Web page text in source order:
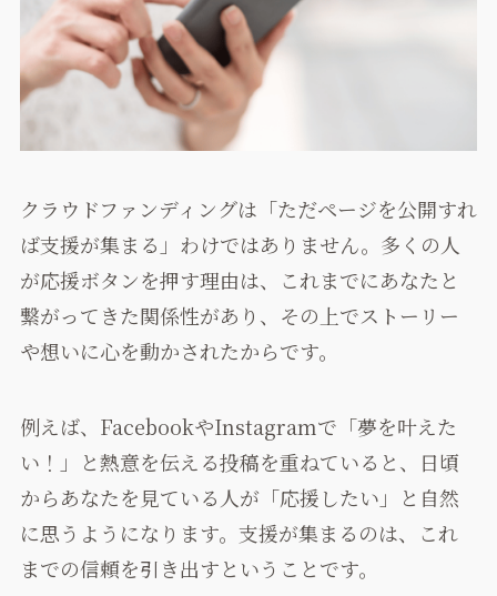
クラウドファンディングは「ただページを公開すれ
ば支援が集まる」わけではありません。多くの人
が応援ボタンを押す理由は、これまでにあなたと
繋がってきた関係性があり、その上でストーリー
や想いに心を動かされたからです。
例えば、FacebookやInstagramで「夢を叶えた
い！」と熱意を伝える投稿を重ねていると、日頃
からあなたを見ている人が「応援したい」と自然
に思うようになります。支援が集まるのは、これ
までの信頼を引き出すということです。